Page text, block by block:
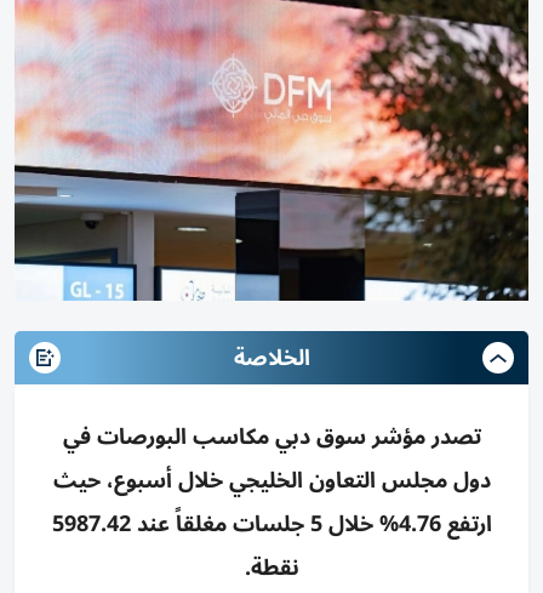
الخلاصة
تصدر مؤشر سوق دبي مكاسب البورصات في
دول مجلس التعاون الخليجي خلال أسبوع، حيث
ارتفع 4.76% خلال 5 جلسات مغلقاً عند 5987.42
نقطة.